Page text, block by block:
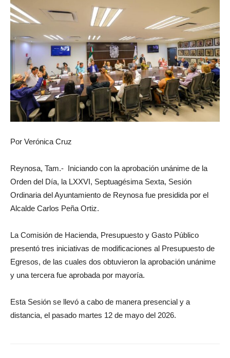
Por Verónica Cruz
Reynosa, Tam.- Iniciando con la aprobación unánime de la
Orden del Día, la LXXVI, Septuagésima Sexta, Sesión
Ordinaria del Ayuntamiento de Reynosa fue presidida por el
Alcalde Carlos Peña Ortiz.
La Comisión de Hacienda, Presupuesto y Gasto Público
presentó tres iniciativas de modificaciones al Presupuesto de
Egresos, de las cuales dos obtuvieron la aprobación unánime
y una tercera fue aprobada por mayoría.
Esta Sesión se llevó a cabo de manera presencial y a
distancia, el pasado martes 12 de mayo del 2026.